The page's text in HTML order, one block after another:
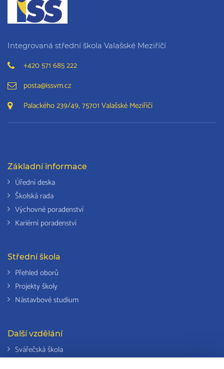
Integrovaná střední škola Valašské Meziříčí
+420 571 685 222
posta@issvm.cz
Palackého 239/49, 75701 Valašské Meziříčí
Základní informace
Úřední deska
Školská rada
Výchovné poradenství
Kariérní poradenství
Střední škola
Přehled oborů
Projekty školy
Nástavbové studium
Další vzdělání
Svářečská škola